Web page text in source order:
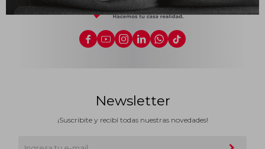
     
Newsletter
¡Suscribite y recibí todas nuestras novedades!